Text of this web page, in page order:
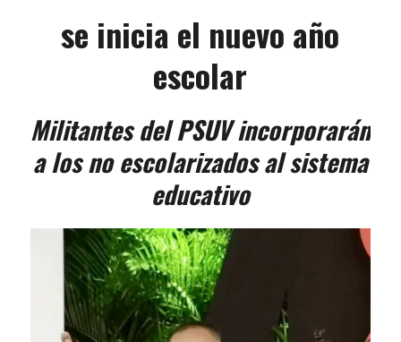
se inicia el nuevo año
escolar
Militantes del PSUV incorporarán
a los no escolarizados al sistema
educativo